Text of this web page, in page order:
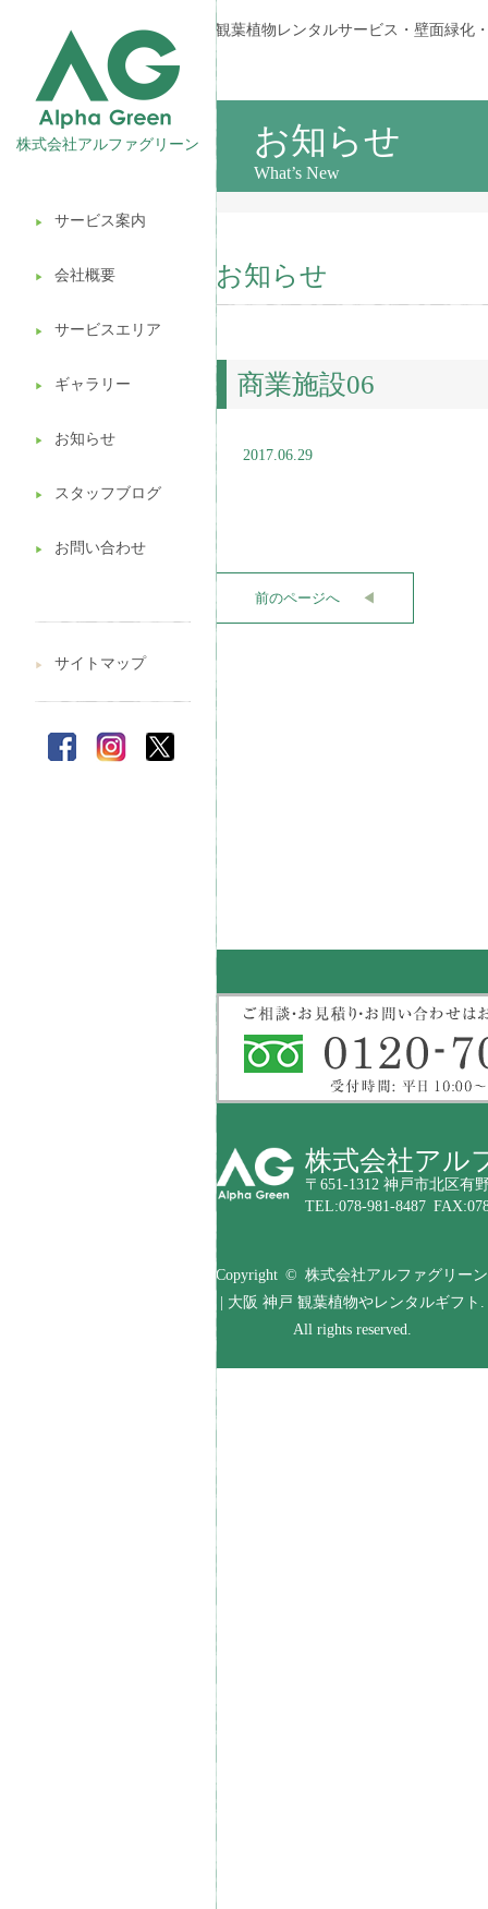
株式会社アルファグリーン
▶︎ サービス案内
▶︎ 会社概要
▶︎ サービスエリア
▶︎ ギャラリー
▶︎ お知らせ
▶︎ スタッフブログ
▶︎ お問い合わせ
観葉植物レンタル
壁面緑化
ギフト販売
造園ガーデニング
植木処分
▶︎ サイトマップ
観葉植物レンタルサービス・壁面緑化
お知らせ
What’s New
お知らせ
商業施設06
2017.06.29
前のページへ ◀︎
株式会社アル
〒651-1312 神戸市北区有
TEL:078-981-8487
Copyright © 株式会社アルファグリーン
| 大阪 神戸 観葉植物やレンタルギフト.
All rights reserved.